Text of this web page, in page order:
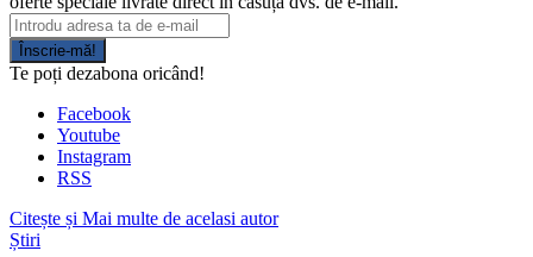
Înscrie-mă!
Te poți dezabona oricând!
Facebook
Youtube
Instagram
RSS
Citește și Mai multe de acelasi autor
Știri